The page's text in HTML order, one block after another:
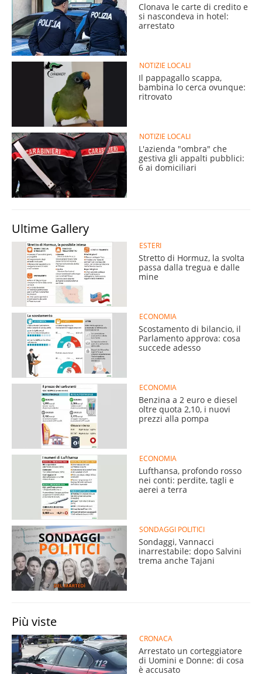
Clonava le carte di credito e
si nascondeva in hotel:
arrestato
NOTIZIE LOCALI
Il pappagallo scappa,
bambina lo cerca ovunque:
ritrovato
NOTIZIE LOCALI
L'azienda "ombra" che
gestiva gli appalti pubblici:
6 ai domiciliari
Ultime Gallery
ESTERI
Stretto di Hormuz, la svolta
passa dalla tregua e dalle
mine
ECONOMIA
Scostamento di bilancio, il
Parlamento approva: cosa
succede adesso
ECONOMIA
Benzina a 2 euro e diesel
oltre quota 2,10, i nuovi
prezzi alla pompa
ECONOMIA
Lufthansa, profondo rosso
nei conti: perdite, tagli e
aerei a terra
SONDAGGI POLITICI
Sondaggi, Vannacci
inarrestabile: dopo Salvini
trema anche Tajani
Più viste
CRONACA
Arrestato un corteggiatore
di Uomini e Donne: di cosa
è accusato